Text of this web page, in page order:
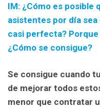
IM: ¿Cómo es posible
asistentes por día
casi perfecta?
¿Cómo se consigue?
Se consigue cuando
de mejorar todos
menor que contratar